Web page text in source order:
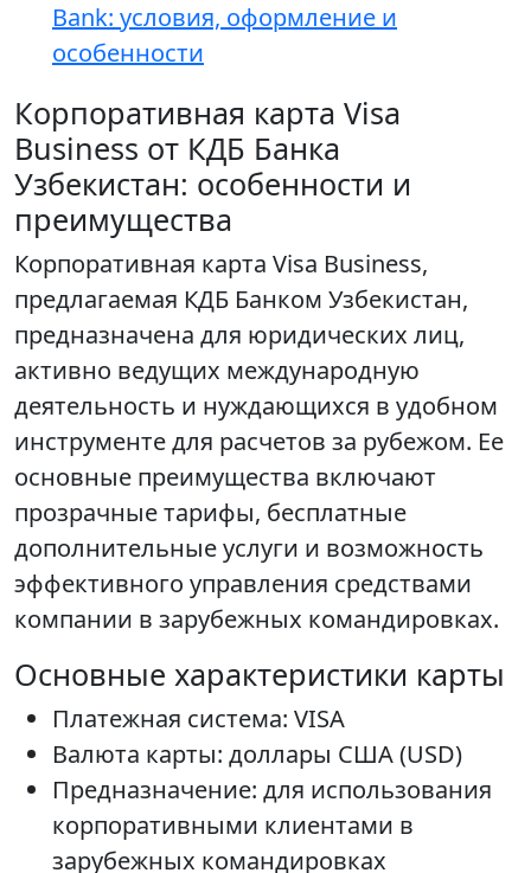
Bank: условия, оформление и
особенности
Корпоративная карта Visa
Business от КДБ Банка
Узбекистан: особенности и
преимущества
Корпоративная карта Visa Business,
предлагаемая КДБ Банком Узбекистан,
предназначена для юридических лиц,
активно ведущих международную
деятельность и нуждающихся в удобном
инструменте для расчетов за рубежом. Ее
основные преимущества включают
прозрачные тарифы, бесплатные
дополнительные услуги и возможность
эффективного управления средствами
компании в зарубежных командировках.
Основные характеристики карты
Платежная система: VISA
Валюта карты: доллары США (USD)
Предназначение: для использования
корпоративными клиентами в
зарубежных командировках